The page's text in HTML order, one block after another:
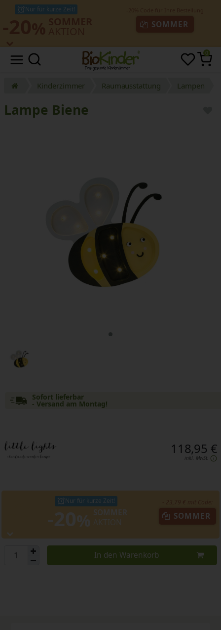
Nur für kurze Zeit!
SOMMER
0
Kinderzimmer Raumausstattung Lampen
Lampe Biene
Sofort lieferbar
- Versand am Montag!
118,95 €
inkl. MwSt.
Nur für kurze Zeit!
SOMMER
In den Warenkorb